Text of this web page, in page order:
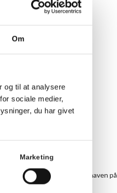
Om
og til at analysere
sociale medier,
du har givet
Marketing
armen og vær med til yoga i haven på